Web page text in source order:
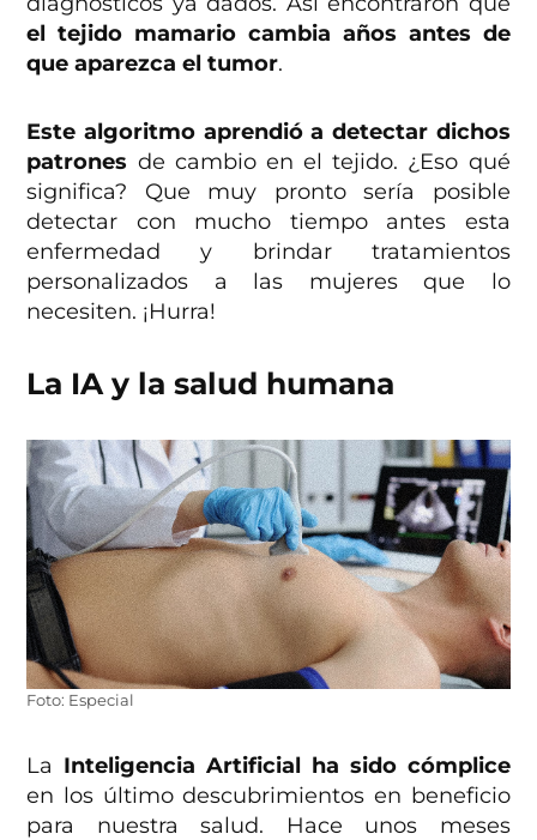
el tejido mamario cambia años antes de
que aparezca el tumor.
Este algoritmo aprendió a detectar dichos
patrones de cambio en el tejido. ¿Eso qué
significa? Que muy pronto sería posible
detectar con mucho tiempo antes esta
enfermedad y brindar tratamientos
personalizados a las mujeres que lo
necesiten. ¡Hurra!
La IA y la salud humana
Foto: Especial
La Inteligencia Artificial ha sido cómplice
en los último descubrimientos en beneficio
para nuestra salud. Hace unos meses